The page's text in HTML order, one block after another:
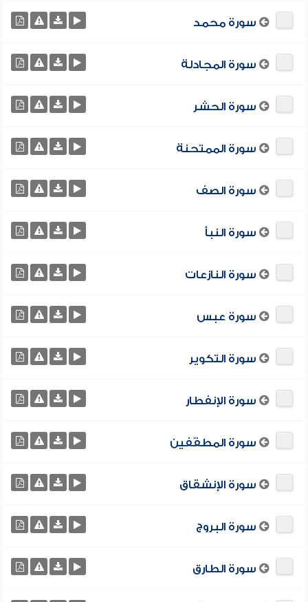
سورة محمد
سورة المجادلة
سورة الحشر
سورة الممتحنة
سورة الصف
سورة النبأ
سورة النازعات
سورة عبس
سورة التكوير
سورة الإنفطار
سورة المطفّفين
سورة الإنشقاق
سورة البروج
سورة الطارق